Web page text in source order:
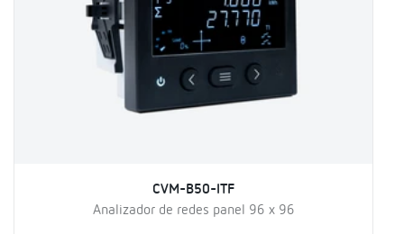
CVM-B50-ITF
Analizador de redes panel 96 x 96